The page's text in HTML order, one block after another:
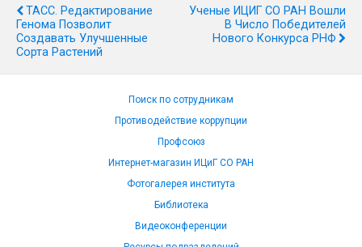
ТАСС. Редактирование
Генома Позволит
Создавать Улучшенные
Сорта Растений
Ученые ИЦИГ СО РАН Вошли
В Число Победителей
Нового Конкурса РНФ
Поиск по сотрудникам
Противодействие коррупции
Профсоюз
Интернет-магазин ИЦиГ СО РАН
Фотогалерея института
Библиотека
Видеоконференции